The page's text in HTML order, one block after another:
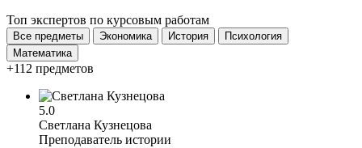
Топ экспертов по курсовым работам
Все предметы Экономика История
Психология
Математика
+112 предметов
5.0
Светлана Кузнецова
Преподаватель истории